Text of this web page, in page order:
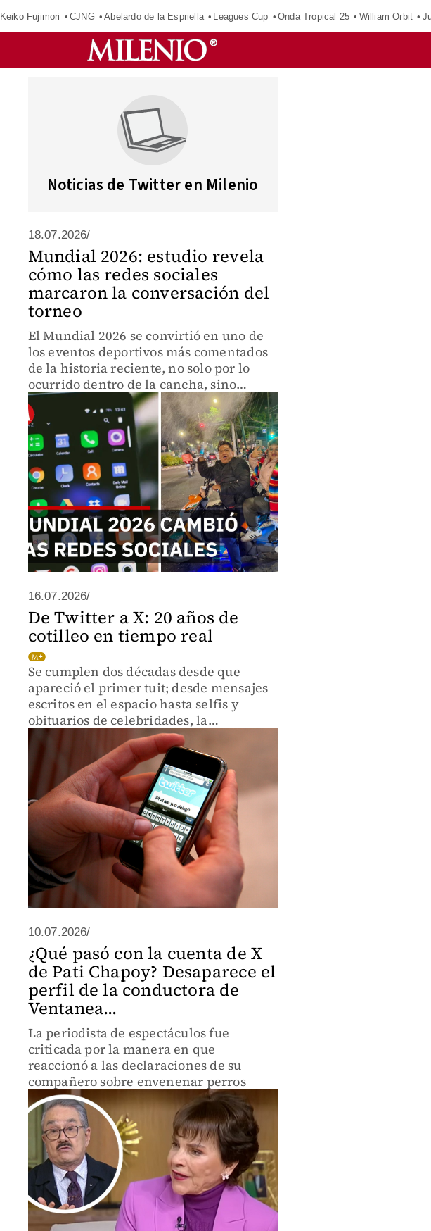
Keiko Fujimori CJNG Abelardo de la Espriella Leagues Cup Onda Tropical 25 William Orbit
Noticias de Twitter en Milenio
18.07.2026/
Mundial 2026: estudio revela
cómo las redes sociales
marcaron la conversación del
torneo
El Mundial 2026 se convirtió en uno de
los eventos deportivos más comentados
de la historia reciente, no solo por lo
ocurrido dentro de la cancha, sino
también por la enorme actividad
registrada en redes sociales.
16.07.2026/
De Twitter a X: 20 años de
cotilleo en tiempo real
Se cumplen dos décadas desde que
apareció el primer tuit; desde mensajes
escritos en el espacio hasta selfis y
obituarios de celebridades, la
plataforma que ahora es propiedad de
Elon Musk ha visto un mundo de
publicaciones.
10.07.2026/
¿Qué pasó con la cuenta de X
de Pati Chapoy? Desaparece el
perfil de la conductora de
Ventanea...
La periodista de espectáculos fue
criticada por la manera en que
reaccionó a las declaraciones de su
compañero sobre envenenar perros